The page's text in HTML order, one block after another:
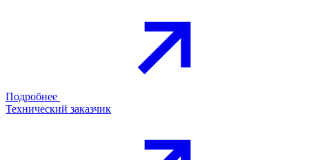
Подробнее
Технический заказчик